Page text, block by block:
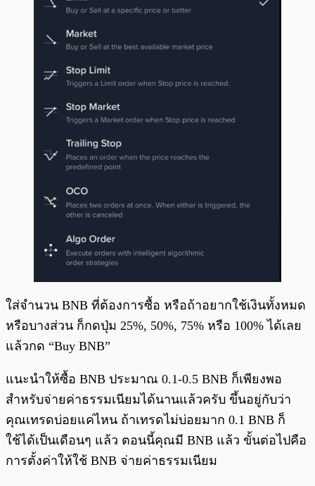
ใส่จำนวน BNB ที่ต้องการซื้อ หรือถ้าอยากใช้เงินทั้งหมด
หรือบางส่วน ก็กดปุ่ม 25%, 50%, 75% หรือ 100% ได้เลย
แล้วกด “Buy BNB”
แนะนำให้ซื้อ BNB ประมาณ 0.1-0.5 BNB ก็เพียงพอ
สำหรับจ่ายค่าธรรมเนียมได้นานแล้วครับ ขึ้นอยู่กับว่า
คุณเทรดบ่อยแค่ไหน ถ้าเทรดไม่บ่อยมาก 0.1 BNB ก็
ใช้ได้เป็นเดือนๆ แล้ว ตอนนี้คุณมี BNB แล้ว ขั้นต่อไปคือ
การตั้งค่าให้ใช้ BNB จ่ายค่าธรรมเนียม